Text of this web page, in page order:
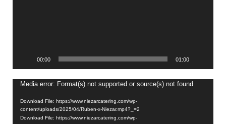
00:00 01:00
Video
Player
Media error: Format(s) not supported or source(s) not found
Download File: https://www.niezarcatering.com/wp-
content/uploads/2025/04/Ruben-x-Niezar.mp4?_=2
Download File: https://www.niezarcatering.com/wp-